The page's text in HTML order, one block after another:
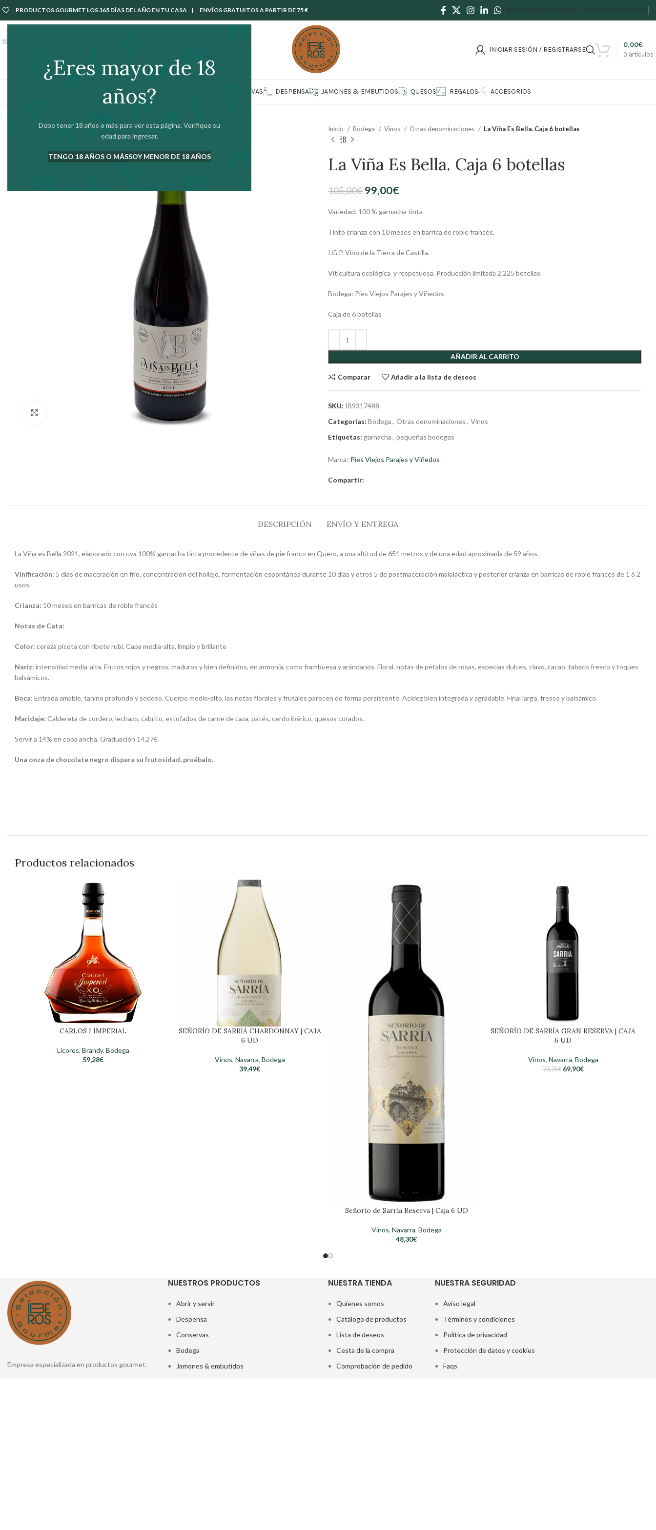
¿Eres mayor de 18
años?
Debe tener 18 años o más para ver esta página. Verifique su
edad para ingresar.
TENGO 18 AÑOS O MÁSSOY MENOR DE 18 AÑOS
PRODUCTOS GOURMET LOS 365 DÍAS DEL AÑO EN TU CASA | ENVÍOS GRATUITOS A PARTIR DE 75 €
INICIAR SESIÓN / REGISTRARSE
0 artículos
0,00€
ABRIR Y SERVIR CONSERVAS DESPENSA JAMONES & EMBUTIDOS QUESOS REGALOS ACCESORIOS
Inicio Bodega Vinos Otras denominaciones La Viña Es Bella. Caja 6 botellas
La Viña Es Bella. Caja 6 botellas
105,00€ 99,00€
Variedad: 100 % garnacha tinta
Tinto crianza con 10 meses en barrica de roble francés.
I.G.P. Vino de la Tierra de Castilla.
Viticultura ecológica y respetuosa. Producción limitada 2.225 botellas
Bodega: Pies Viejos Parajes y Viñedos
Caja de 6 botellas
AÑADIR AL CARRITO
Comparar Añadir a la lista de deseos
SKU: IB9317488
Categorías: Bodega, Otras denominaciones, Vinos
Etiquetas: garnacha, pequeñas bodegas
Marca: Pies Viejos Parajes y Viñedos
Compartir:
DESCRIPCIÓN ENVÍO Y ENTREGA
La Viña es Bella 2021, elaborado con uva 100% garnacha tinta procedente de viñas de pie franco en Quero, a una altitud de 651 metros y de una edad aproximada de 59 años.
Vinificación: 5 días de maceración en frío, concentración del hollejo, fermentación espontánea durante 10 días y otros 5 de postmaceración maloláctica y posterior crianza en barricas de roble francés de 1 ó 2
usos.
Crianza: 10 meses en barricas de roble francés
Notas de Cata:
Color: cereza picota con ribete rubí. Capa media-alta, limpio y brillante
Nariz: intensidad media-alta. Frutos rojos y negros, maduros y bien definidos, en armonía, como frambuesa y arándanos. Floral, notas de pétalos de rosas, especias dulces, clavo, cacao, tabaco fresco y toques
balsámicos.
Boca: Entrada amable, tanino profundo y sedoso. Cuerpo medio-alto, las notas florales y frutales parecen de forma persistente. Acidez bien integrada y agradable. Final largo, fresco y balsámico.
Maridaje: Caldereta de cordero, lechazo, cabrito, estofados de carne de caza, patés, cerdo ibérico, quesos curados.
Servir a 14% en copa ancha. Graduación 14,27€
Una onza de chocolate negro dispara su frutosidad, pruébalo.
Productos relacionados
CARLOS I IMPERIAL
Licores, Brandy, Bodega
59,28€
SEÑORÍO DE SARRIÁ CHARDONNAY | CAJA
6 UD
Vinos, Navarra, Bodega
39,49€
Señorío de Sarría Reserva | Caja 6 UD
Vinos, Navarra, Bodega
48,30€
SEÑORÍO DE SARRÍA GRAN RESERVA | CAJA
6 UD
Vinos, Navarra, Bodega
73,75€ 69,90€
Empresa especializada en productos gourmet.
NUESTROS PRODUCTOS
Abrir y servir
Despensa
Conservas
Bodega
Jamones & embutidos
NUESTRA TIENDA
Quienes somos
Catálogo de productos
Lista de deseos
Cesta de la compra
Comprobación de pedido
NUESTRA SEGURIDAD
Aviso legal
Términos y condiciones
Política de privacidad
Protección de datos y cookies
Faqs